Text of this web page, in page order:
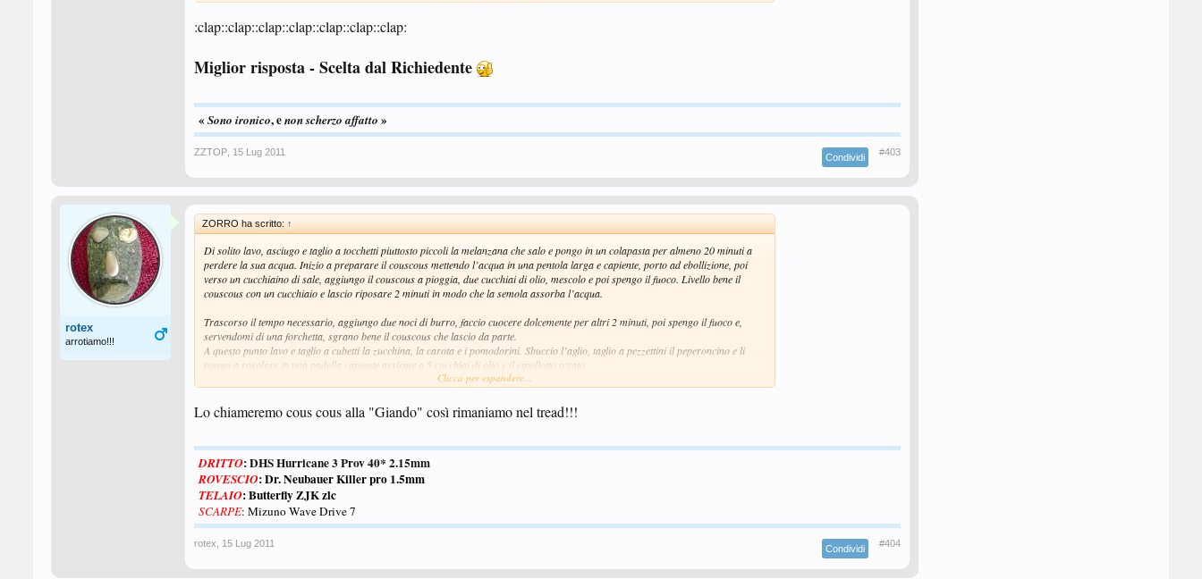
Aggiungo quindi una vaschetta di Cuore di Brodo Knorr Verdure, faccio stufare a fuoco dolce per altri 5 minuti fino a che saranno
contenitore insieme ad il couscous con qualche foglia di basilico spezzettato.
Servo il couscous alle verdure guarnendolo con delle foglie di basilico.
ET VOILA'
candidato al miglior OT dell' anno...
:clap::clap::clap::clap::clap::clap::clap:
Miglior risposta - Scelta dal Richiedente
«Sono ironico, enon scherzoaffatto »
ZZTOP 15 Lug 2011 Condividi #403
rotex
arrotiamo!!!
ZORRO ha scritto: ↑
Di solito lavo, asciugo e taglio a tocchetti piuttosto piccoli la melanzana che salo e pongo in un colapasta per almeno 20 minuti a
perdere la sua acqua. Inizio a preparare il couscous mettendo l’acqua in una pentola larga e capiente, porto ad ebollizione, poi
verso un cucchiaino di sale, aggiungo il couscous a pioggia, due cucchiai di olio, mescolo e poi spengo il fuoco. Livello bene il
couscous con un cucchiaio e lascio riposare 2 minuti in modo che la semola assorba l’acqua.
Trascorso il tempo necessario, aggiungo due noci di burro, faccio cuocere dolcemente per altri 2 minuti, poi spengo il fuoco e,
servendomi di una forchetta, sgrano bene il couscous che lascio da parte.
A questo punto lavo e taglio a cubetti la zucchina, la carota e i pomodorini. Sbuccio l’aglio, taglio a pezzettini il peperoncino e li
pongo a rosolare in una padella capiente assieme a 5 cucchiai di olio e il cipollotto tritato.
Aggiungo quindi una vaschetta di Cuore di Brodo Knorr Verdure, faccio stufare a fuoco dolce per altri 5 minuti fino a che saranno
contenitore insieme ad il couscous con qualche foglia di basilico spezzettato.
Servo il couscous alle verdure guarnendolo con delle foglie di basilico.
ET VOILA'
Clicca per espandere...
Lo chiameremo cous cous alla "Giando" così rimaniamo nel tread!!!
DRITTO: DHS Hurricane 3 Prov 40* 2.15mm
ROVESCIO:Dr. Neubauer Killer pro 1.5mm
TELAIO: Butterfly ZJK zlc
SCARPE: Mizuno Wave Drive 7
rotex 15 Lug 2011 Condividi #404